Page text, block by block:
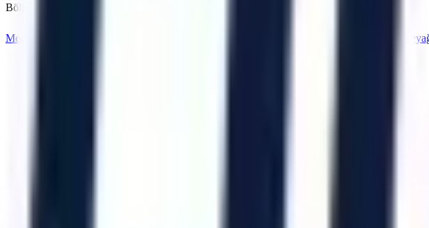
Bölgedeki diğer OSB ve ilçeler için kiralama seçeneklerini inceleyebilirsiniz.
Merkezefendi